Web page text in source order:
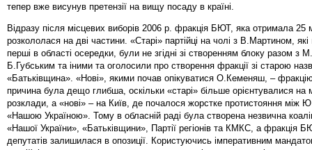
тепер вже висунув претензії на вищу посаду в країні.
Відразу після місцевих виборів 2006 р. фракція БЮТ, яка отримала 25
розкололася на дві частини. «Старі» партійці на чолі з В.Мартином,
перші в області осередки, були не згідні зі створенням блоку разом з
Б.Губським та іними та оголосили про створення фракції зі старою
«Батьківщина». «Нові», якими почав опікуватися О.Кеменяш, –
причина була дещо глибша, оскільки «старі» більше орієнтувалися на
розклади, а «нові» – на Київ, де почалося жорстке протистояння між
«Нашою Україною». Тому в обласній раді була створена незвична
«Нашої України», «Батьківщини», Партії регіонів та КМКС, а фракція
депутатів залишилася в опозиції. Користуючись імперативним